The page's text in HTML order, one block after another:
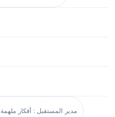
مدير المستقبل : أفكار ملهمة